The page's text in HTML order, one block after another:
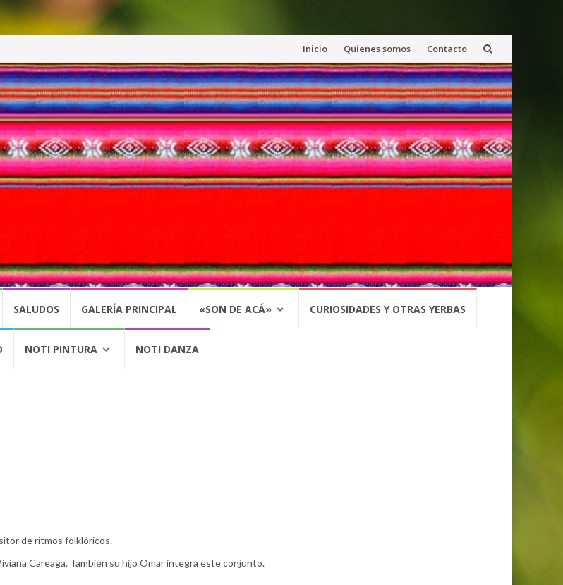
Saltar
al
contenido
Inicio Quienes somos Contacto
1
SALUDOS GALERÍA PRINCIPAL «SON DE ACÁ» CURIOSIDADES Y OTRAS YERBAS
NOTI PINTURA NOTI DANZA
de ritmos folklóricos.
Careaga. También su hijo Omar integra este conjunto.